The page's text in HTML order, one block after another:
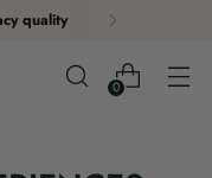
quality
0